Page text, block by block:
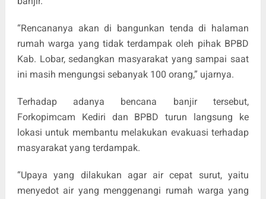
“Rencananya akan di bangunkan tenda di halaman
rumah warga yang tidak terdampak oleh pihak BPBD
Kab. Lobar, sedangkan masyarakat yang sampai saat
ini masih mengungsi sebanyak 100 orang,” ujarnya.
Terhadap adanya bencana banjir tersebut,
Forkopimcam Kediri dan BPBD turun langsung ke
lokasi untuk membantu melakukan evakuasi terhadap
masyarakat yang terdampak.
“Upaya yang dilakukan agar air cepat surut, yaitu
menyedot air yang menggenangi rumah warga yang